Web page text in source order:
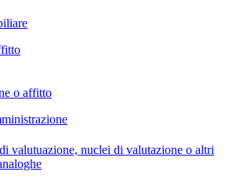
o affitto
valutuazione, nuclei di valutazione o altri